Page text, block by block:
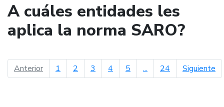
A cuáles entidades les
aplica la norma SARO?
Anteriorpágina anterior
1 2 3 4 5 ... 24 Siguiente